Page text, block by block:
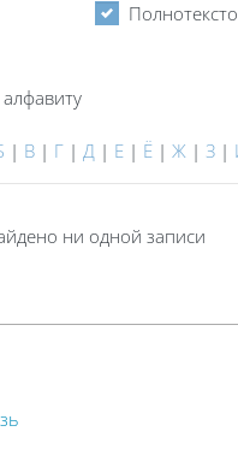
| В | Г | Д | Е | Ё | Ж | З |
ни одной записи